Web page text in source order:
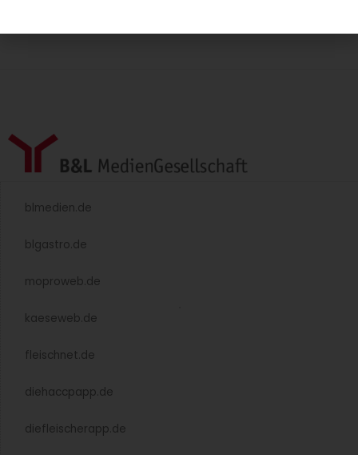
blmedien.de
blgastro.de
moproweb.de
kaeseweb.de
fleischnet.de
diehaccpapp.de
diefleischerapp.de